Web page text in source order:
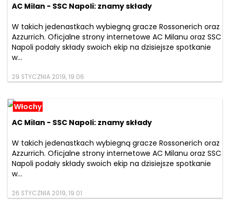
AC Milan - SSC Napoli: znamy składy
W takich jedenastkach wybiegną gracze Rossonerich oraz
Azzurrich. Oficjalne strony internetowe AC Milanu oraz SSC
Napoli podały składy swoich ekip na dzisiejsze spotkanie
w...
29 STYCZNIA 2019, 19:06
Włochy
AC Milan - SSC Napoli: znamy składy
W takich jedenastkach wybiegną gracze Rossonerich oraz
Azzurrich. Oficjalne strony internetowe AC Milanu oraz SSC
Napoli podały składy swoich ekip na dzisiejsze spotkanie
w...
26 STYCZNIA 2019, 19:01